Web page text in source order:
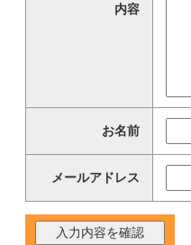
内容
お名前
メールアドレス